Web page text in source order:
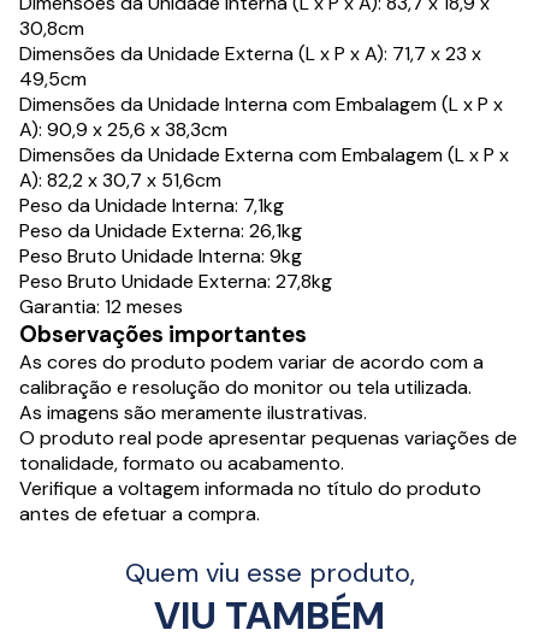
30,8cm
Dimensões da Unidade Externa (L x P x A): 71,7 x 23 x
49,5cm
Dimensões da Unidade Interna com Embalagem (L x P x
A): 90,9 x 25,6 x 38,3cm
Dimensões da Unidade Externa com Embalagem (L x P x
A): 82,2 x 30,7 x 51,6cm
Peso da Unidade Interna: 7,1kg
Peso da Unidade Externa: 26,1kg
Peso Bruto Unidade Interna: 9kg
Peso Bruto Unidade Externa: 27,8kg
Garantia: 12 meses
Observações importantes
As cores do produto podem variar de acordo com a
calibração e resolução do monitor ou tela utilizada.
As imagens são meramente ilustrativas.
O produto real pode apresentar pequenas variações de
tonalidade, formato ou acabamento.
Verifique a voltagem informada no título do produto
antes de efetuar a compra.
Quem viu esse produto,
VIU TAMBÉM